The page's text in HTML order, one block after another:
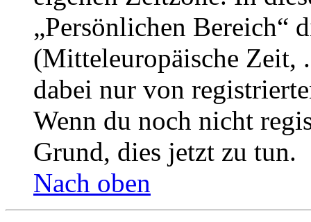
„Persönlichen Bereich“
(Mitteleuropäische Zeit,
dabei nur von
Wenn du noch nicht
Grund, dies jetzt zu tun.
Nach oben